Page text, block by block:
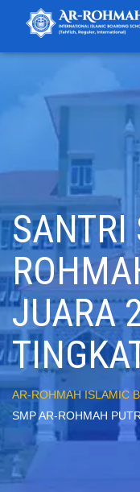
SANTRI
JUARA
AR-ROHMAH ISLAMIC
SMP AR-ROHMAH